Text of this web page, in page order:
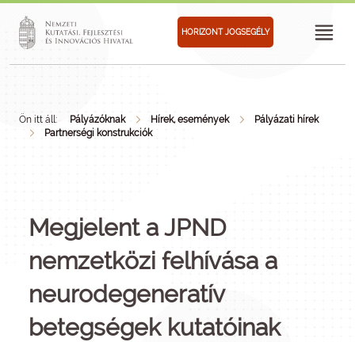
HORIZONT JOGSEGÉLY
Ön itt áll: Pályázóknak Hírek, események
Pályázati hírek
Partnerségi konstrukciók
Megjelent a JPND
nemzetközi felhívása a
neurodegeneratív
betegségek kutatóinak